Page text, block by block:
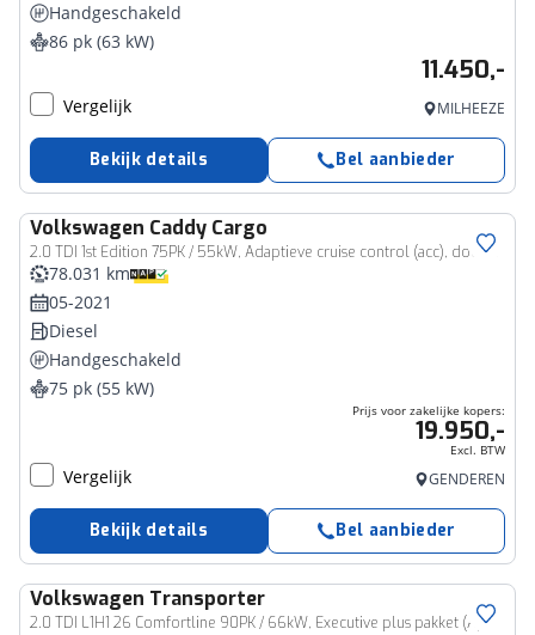
Handgeschakeld
86 pk (63 kW)
11.450,-
Vergelijk MILHEEZE
Bekijk details Bel aanbieder
Volkswagen Caddy Cargo
2.0 TDI 1st Edition 75PK / 55kW, Adaptieve cruise control (acc), dodehoekdetectie (side assist), LED koplampen, 17" LMV, discover navigatie, digital cockpit pro, laadruimte bekleding, diefstal alarm, climatic airco, achterdeuren met ruit, parkeersensoren voor en achter (pdc), verwarmde voorruit, keyless go etc.
Bedrijfswagen
78.031 km
05-2021
Diesel
Handgeschakeld
75 pk (55 kW)
Prijs voor zakelijke kopers:
19.950,-
Excl. BTW
Vergelijk GENDEREN
Bekijk details Bel aanbieder
Volkswagen Transporter
2.0 TDI L1H1 26 Comfortline 90PK / 66kW, Executive plus pakket (Apple Carplay & Android Auto, navigatie discover pro, DAB+), bijrijdersbank, airco, achteruitrijcamera (rear view), achterdeuren zonder ruit, tussenwand, betonplex vloer, zijwand betimmering, trekhaak
Bedrijfswagen